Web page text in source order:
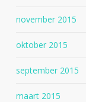
november 2015
oktober 2015
september 2015
maart 2015